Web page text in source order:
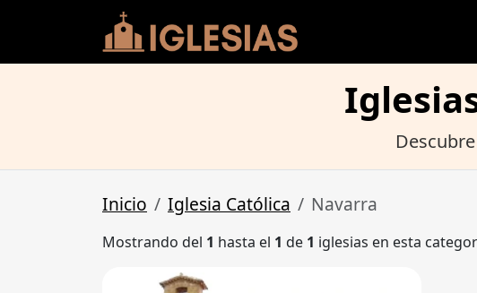
Inicio Iglesia Católica Navarra
Mostrando del 1 hasta el 1 de 1 iglesias en esta